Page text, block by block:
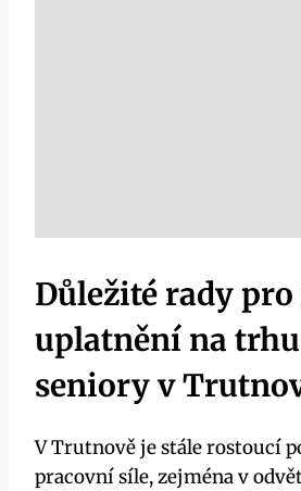
Důležité rady pro
uplatnění na
seniory v
V Trutnově je stále rostoucí
pracovní síle, zejména v